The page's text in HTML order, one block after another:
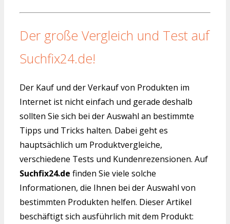
Der große Vergleich und Test auf
Suchfix24.de!
Der Kauf und der Verkauf von Produkten im
Internet ist nicht einfach und gerade deshalb
sollten Sie sich bei der Auswahl an bestimmte
Tipps und Tricks halten. Dabei geht es
hauptsächlich um Produktvergleiche,
verschiedene Tests und Kundenrezensionen. Auf
Suchfix24.de finden Sie viele solche
Informationen, die Ihnen bei der Auswahl von
bestimmten Produkten helfen. Dieser Artikel
beschäftigt sich ausführlich mit dem Produkt: